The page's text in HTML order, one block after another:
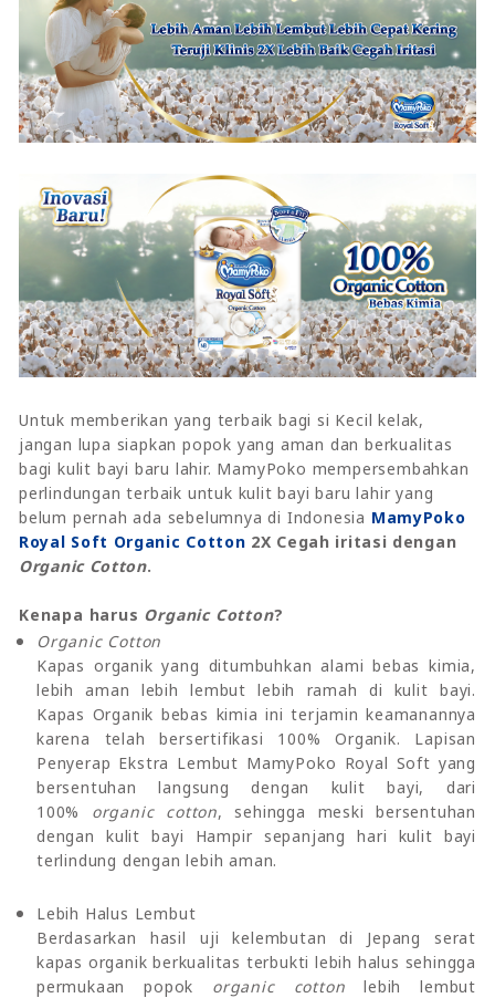
Untuk memberikan yang terbaik bagi si Kecil kelak,
jangan lupa siapkan popok yang aman dan berkualitas
bagi kulit bayi baru lahir. MamyPoko mempersembahkan
perlindungan terbaik untuk kulit bayi baru lahir yang
belum pernah ada sebelumnya di Indonesia MamyPoko
Royal Soft Organic Cotton 2X Cegah iritasi dengan
Organic Cotton.
Kenapa harus Organic Cotton?
Organic Cotton
Kapas organik yang ditumbuhkan alami bebas kimia,
lebih aman lebih lembut lebih ramah di kulit bayi.
Kapas Organik bebas kimia ini terjamin keamanannya
karena telah bersertifikasi 100% Organik. Lapisan
Penyerap Ekstra Lembut MamyPoko Royal Soft yang
bersentuhan langsung dengan kulit bayi, dari
100% organic cotton, sehingga meski bersentuhan
dengan kulit bayi Hampir sepanjang hari kulit bayi
terlindung dengan lebih aman.
Lebih Halus Lembut
Berdasarkan hasil uji kelembutan di Jepang serat
kapas organik berkualitas terbukti lebih halus sehingga
permukaan popok organic cotton lebih lembut